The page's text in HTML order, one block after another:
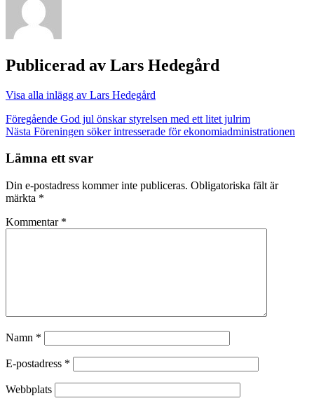
Publicerad av Lars Hedegård
Visa alla inlägg av Lars Hedegård
Inläggsnavigering
Föregående God jul önskar styrelsen med ett litet julrim
Nästa Föreningen söker intresserade för ekonomiadministrationen
Lämna ett svar
Din e-postadress kommer inte publiceras. Obligatoriska fält är
märkta *
Kommentar *
Namn *
E-postadress *
Webbplats